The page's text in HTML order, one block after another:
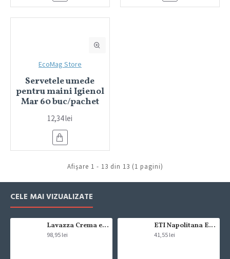
EcoMag Store
Servetele umede
pentru maini Igienol
Mar 60 buc/pachet
12,34 lei
Afişare 1 - 13 din 13 (1 pagini)
CELE MAI VIZUALIZATE
Lavazza Crema e Gusto Classico boabe,1kg
98,95 lei
ETI Napolitana Eti Dare crema de cacao si glazura de ciocolata amaruie 12x50g
41,55 lei